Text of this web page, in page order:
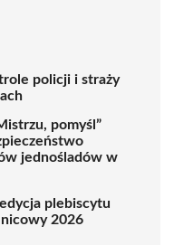
policji i straży
pomyśl”
jednośladów w
plebiscytu
2026